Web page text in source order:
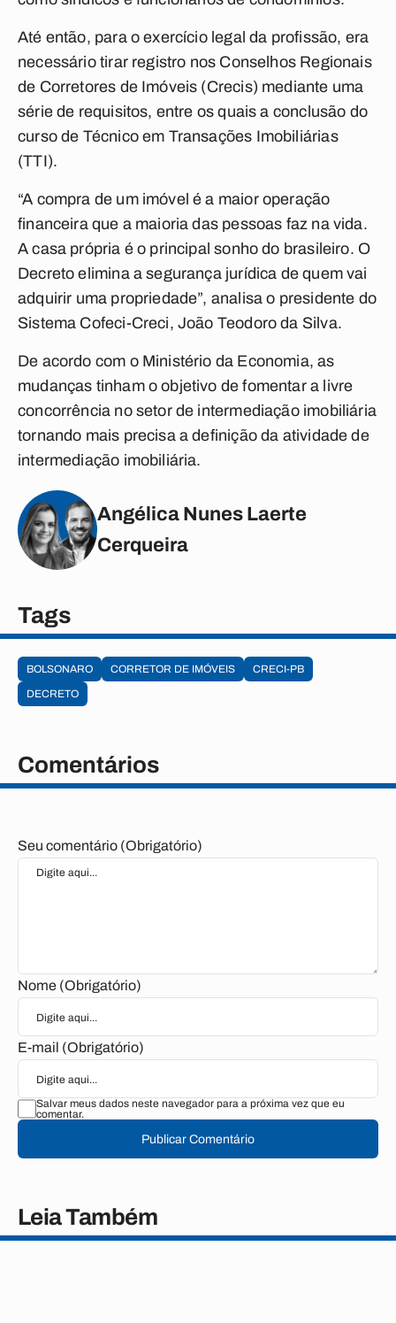
Até então, para o exercício legal da profissão, era
necessário tirar registro nos Conselhos Regionais
de Corretores de Imóveis (Crecis) mediante uma
série de requisitos, entre os quais a conclusão do
curso de Técnico em Transações Imobiliárias
(TTI).
“A compra de um imóvel é a maior operação
financeira que a maioria das pessoas faz na vida.
A casa própria é o principal sonho do brasileiro. O
Decreto elimina a segurança jurídica de quem vai
adquirir uma propriedade”, analisa o presidente do
Sistema Cofeci-Creci, João Teodoro da Silva.
De acordo com o Ministério da Economia, as
mudanças tinham o objetivo de fomentar a livre
concorrência no setor de intermediação imobiliária
tornando mais precisa a definição da atividade de
intermediação imobiliária.
Angélica Nunes Laerte
Cerqueira
Tags
BOLSONARO CORRETOR DE IMÓVEIS
CRECI-PB
DECRETO
Comentários
Seu comentário (Obrigatório)
Nome (Obrigatório)
E-mail (Obrigatório)
Salvar meus dados neste navegador para a próxima vez que eu
comentar.
Publicar Comentário
Leia Também